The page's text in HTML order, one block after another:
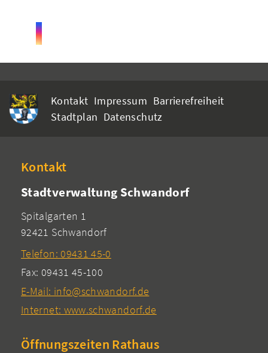
Kontakt Impressum Barrierefreiheit
Stadtplan Datenschutz
Kontakt
Stadtverwaltung Schwandorf
Spitalgarten 1
92421 Schwandorf
Telefon: 09431 45-0
Fax: 09431 45-100
E-Mail: info@schwandorf.de
Internet: www.schwandorf.de
Öffnungszeiten Rathaus